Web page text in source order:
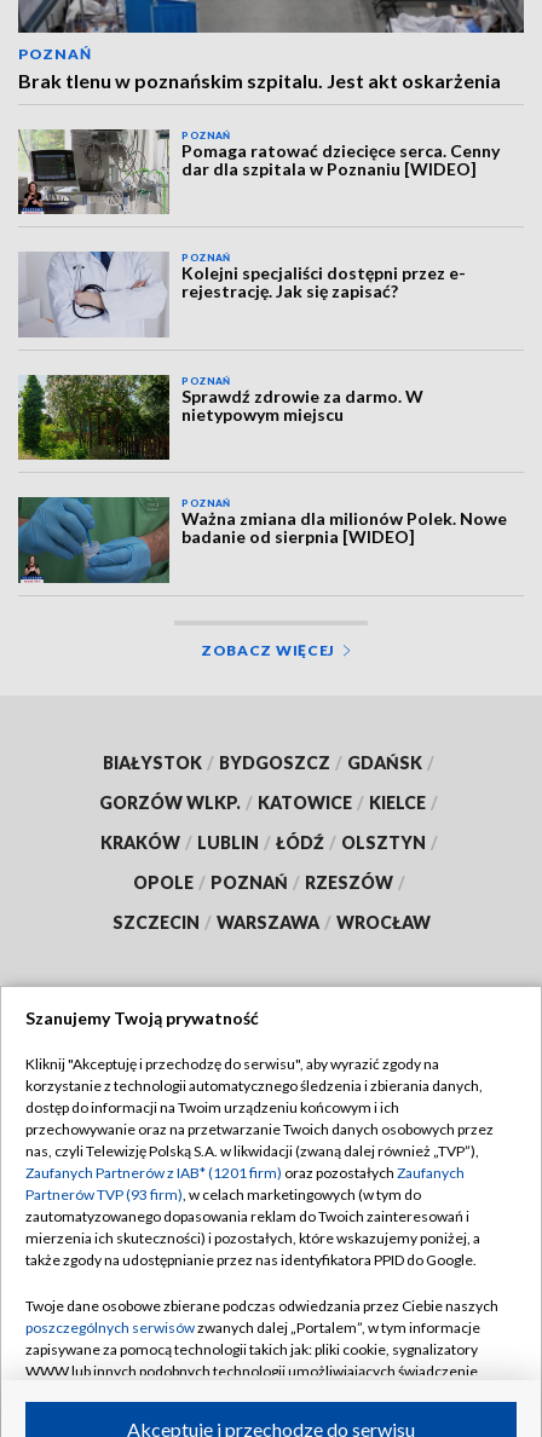
POZNAŃ
Brak tlenu w poznańskim szpitalu. Jest akt oskarżenia
POZNAŃ
Pomaga ratować dziecięce serca. Cenny
dar dla szpitala w Poznaniu [WIDEO]
POZNAŃ
Kolejni specjaliści dostępni przez e-
rejestrację. Jak się zapisać?
POZNAŃ
Sprawdź zdrowie za darmo. W
nietypowym miejscu
POZNAŃ
Ważna zmiana dla milionów Polek. Nowe
badanie od sierpnia [WIDEO]
ZOBACZ WIĘCEJ
BIAŁYSTOK / BYDGOSZCZ / GDAŃSK /
GORZÓW WLKP. / KATOWICE / KIELCE /
KRAKÓW / LUBLIN / ŁÓDŹ / OLSZTYN /
OPOLE / POZNAŃ / RZESZÓW /
SZCZECIN / WARSZAWA / WROCŁAW
TVP
Abonament TVP
Emisja w TVP
Centrum informacji TVP
Naziemna Telewizja Cyfrowa
Rada Programowa
System NOS
Informacje o nadawcy
Regulamin TVP
Polityka prywatności
Moje zgody
Pomoc
Kontakt
Kanały
Szanujemy Twoją prywatność
Kliknij "Akceptuję i przechodzę do serwisu", aby wyrazić zgody na
korzystanie z technologii automatycznego śledzenia i zbierania danych,
dostęp do informacji na Twoim urządzeniu końcowym i ich
przechowywanie oraz na przetwarzanie Twoich danych osobowych przez
nas, czyli Telewizję Polską S.A. w likwidacji (zwaną dalej również „TVP”),
Zaufanych Partnerów z IAB* (1201 firm) oraz pozostałych Zaufanych
Partnerów TVP (93 firm), w celach marketingowych (w tym do
zautomatyzowanego dopasowania reklam do Twoich zainteresowań i
mierzenia ich skuteczności) i pozostałych, które wskazujemy poniżej, a
także zgody na udostępnianie przez nas identyfikatora PPID do Google.
Twoje dane osobowe zbierane podczas odwiedzania przez Ciebie naszych
poszczególnych serwisówzwanych dalej „Portalem”, w tym informacje
zapisywane za pomocą technologii takich jak: pliki cookie, sygnalizatory
WWW lub innych podobnych technologii umożliwiających świadczenie
Akceptuję i przechodzę do serwisu